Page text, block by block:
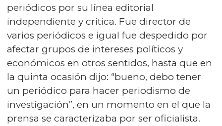
periódicos por su línea editorial
independiente y crítica. Fue director de
varios periódicos e igual fue despedido por
afectar grupos de intereses políticos y
económicos en otros sentidos, hasta que en
la quinta ocasión dijo: “bueno, debo tener
un periódico para hacer periodismo de
investigación”, en un momento en el que la
prensa se caracterizaba por ser oficialista.